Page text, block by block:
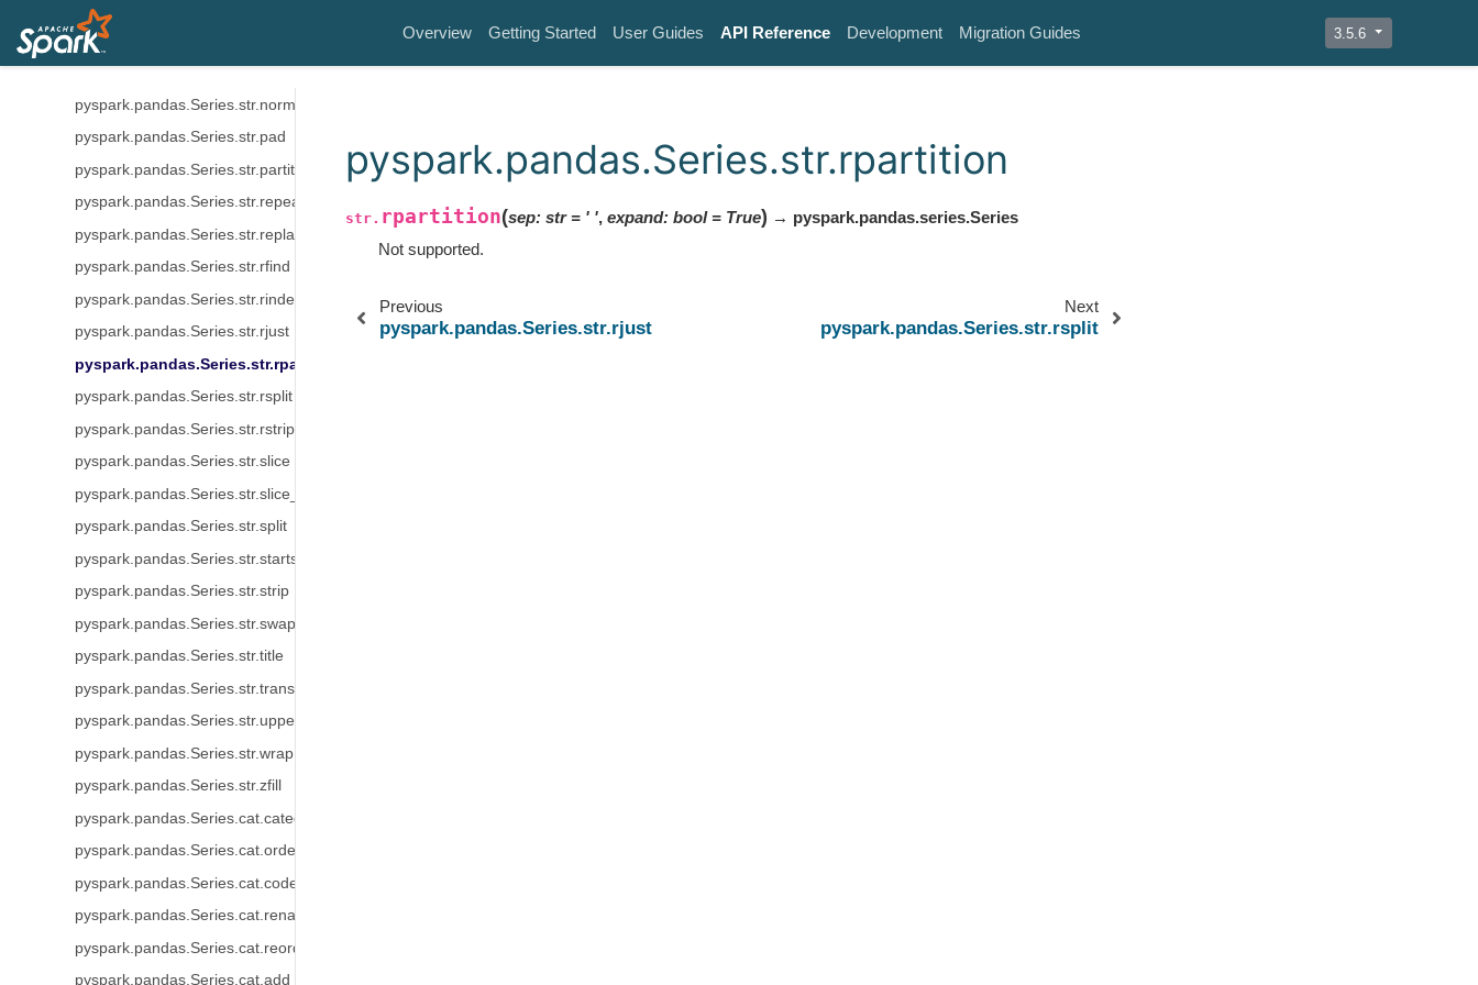
Overview Getting Started User Guides API Reference Development Migration Guides 3.5.6
pyspark.pandas.Series.str.lower
pyspark.pandas.Series.str.lstrip
pyspark.pandas.Series.str.normalize
pyspark.pandas.Series.str.pad
pyspark.pandas.Series.str.partition
pyspark.pandas.Series.str.repeat
pyspark.pandas.Series.str.replace
pyspark.pandas.Series.str.rfind
pyspark.pandas.Series.str.rindex
pyspark.pandas.Series.str.rjust
pyspark.pandas.Series.str.rpartition
pyspark.pandas.Series.str.rsplit
pyspark.pandas.Series.str.rstrip
pyspark.pandas.Series.str.slice
pyspark.pandas.Series.str.slice_replace
pyspark.pandas.Series.str.split
pyspark.pandas.Series.str.startswith
pyspark.pandas.Series.str.strip
pyspark.pandas.Series.str.swapcase
pyspark.pandas.Series.str.title
pyspark.pandas.Series.str.translate
pyspark.pandas.Series.str.upper
pyspark.pandas.Series.str.wrap
pyspark.pandas.Series.str.zfill
pyspark.pandas.Series.cat.categories
pyspark.pandas.Series.cat.ordered
pyspark.pandas.Series.cat.codes
pyspark.pandas.Series.cat.rename_categories
pyspark.pandas.Series.cat.reorder_categories
pyspark.pandas.Series.cat.add_categories
pyspark.pandas.Series.str.rpartition
str. rpartition(sep: str = ' ', expand: bool = True) → pyspark.pandas.series.Series
Not supported.
Previous
pyspark.pandas.Series.str.rjust
Next
pyspark.pandas.Series.str.rsplit